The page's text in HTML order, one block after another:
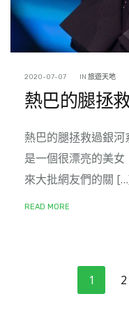
2020-07-07 IN 旅遊天地
熱巴的腿拯
熱巴的腿拯救過銀河
是一個很漂亮的美
來大批網友們的關
READ MORE
1 2